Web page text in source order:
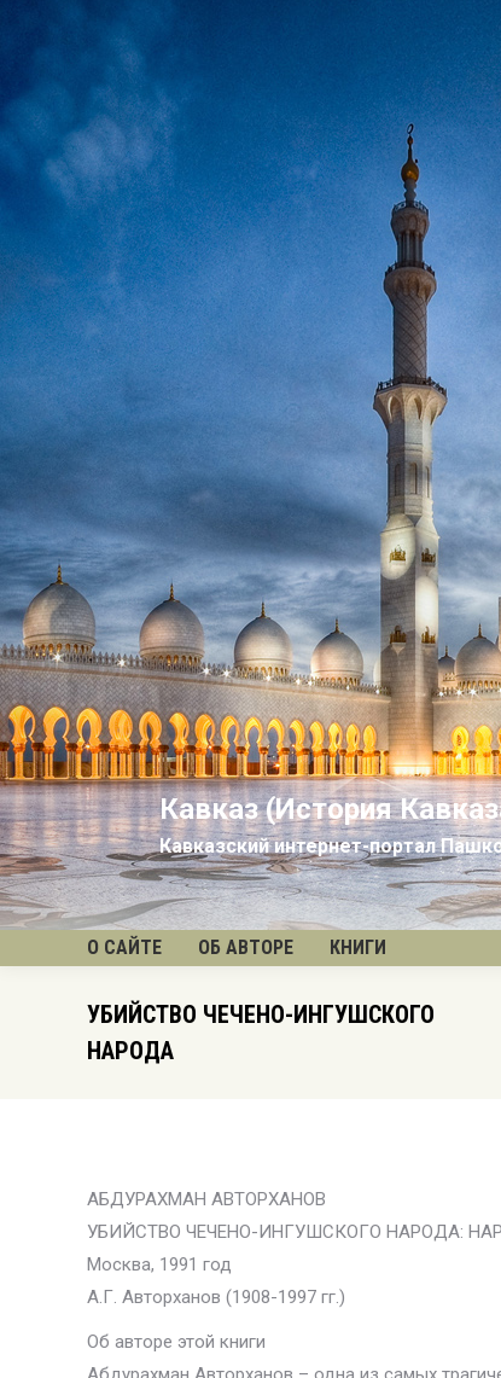
Кавказ (История
Кавказский интернет-портал
О САЙТЕ ОБ АВТОРЕ КНИГИ
УБИЙСТВО ЧЕЧЕНО-ИНГУШСКОГО
НАРОДА
АБДУРАХМАН АВТОРХАНОВ
УБИЙСТВО ЧЕЧЕНО-ИНГУШСКОГО НАРОДА:
Москва, 1991 год
А.Г. Авторханов (1908-1997 гг.)
Об авторе этой книги